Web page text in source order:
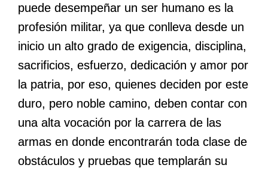
puede desempeñar un ser humano es la
profesión militar, ya que conlleva desde un
inicio un alto grado de exigencia, disciplina,
sacrificios, esfuerzo, dedicación y amor por
la patria, por eso, quienes deciden por este
duro, pero noble camino, deben contar con
una alta vocación por la carrera de las
armas en donde encontrarán toda clase de
obstáculos y pruebas que templarán su